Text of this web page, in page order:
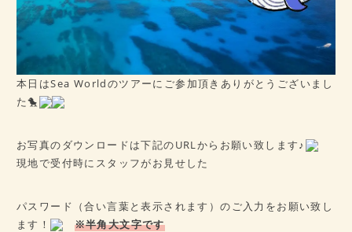
アクセス
本日はSea Worldのツアーにご参加頂きありがとうございまし
た🐤
お写真のダウンロードは下記のURLからお願い致します♪
現地で受付時にスタッフがお見せした
パスワード（合い言葉と表示されます）のご入力をお願い致し
ます！
※半角大文字です